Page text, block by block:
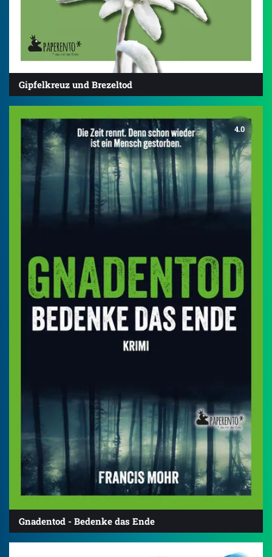
Gipfelkreuz und Brezeltod
4.0
Gnadentod - Bedenke das Ende